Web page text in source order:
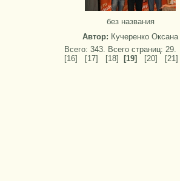
без названия
Автор: Кучеренко Оксана
Всего: 343. Всего страниц: 29.
[16]
[17] [18] [19] [20] [21]